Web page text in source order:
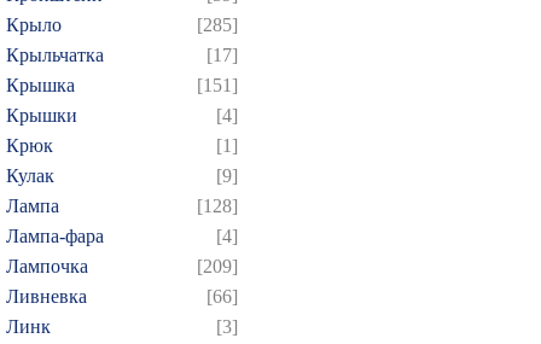
Крыло
[285]
Крыльчатка
[17]
Крышка
[151]
Крышки
[4]
Крюк
[1]
Кулак
[9]
Лампа
[128]
Лампа-фара
[4]
Лампочка
[209]
Ливневка
[66]
Линк
[3]